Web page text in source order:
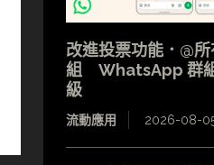
改進投票功能．@
組 WhatsApp 群
級
流動應用 2026-08-